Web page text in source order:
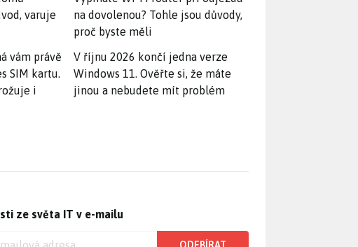
varuje
vám právě
SIM kartu.
i
na dovolenou? Tohle jsou důvody,
proč byste měli
V říjnu 2026 končí jedna verze
Windows 11. Ověřte si, že máte
jinou a nebudete mít problém
ze světa IT v e-mailu